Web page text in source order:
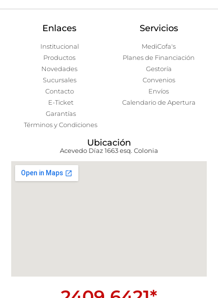
Enlaces
Institucional
Productos
Novedades
Sucursales
Contacto
E-Ticket
Garantías
Términos y Condiciones
Servicios
MediCofa's
Planes de Financiación
Gestoría
Convenios
Envíos
Calendario de Apertura
Ubicación
Acevedo Díaz 1663 esq. Colonia